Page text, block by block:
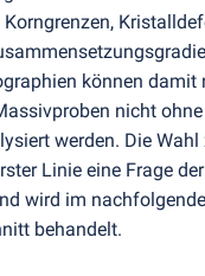
können damit
nicht
werden. Die Wahl
Linie eine Frage
wird im
behandelt.